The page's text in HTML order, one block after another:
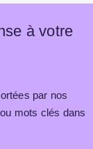
à votre
par nos
mots clés dans